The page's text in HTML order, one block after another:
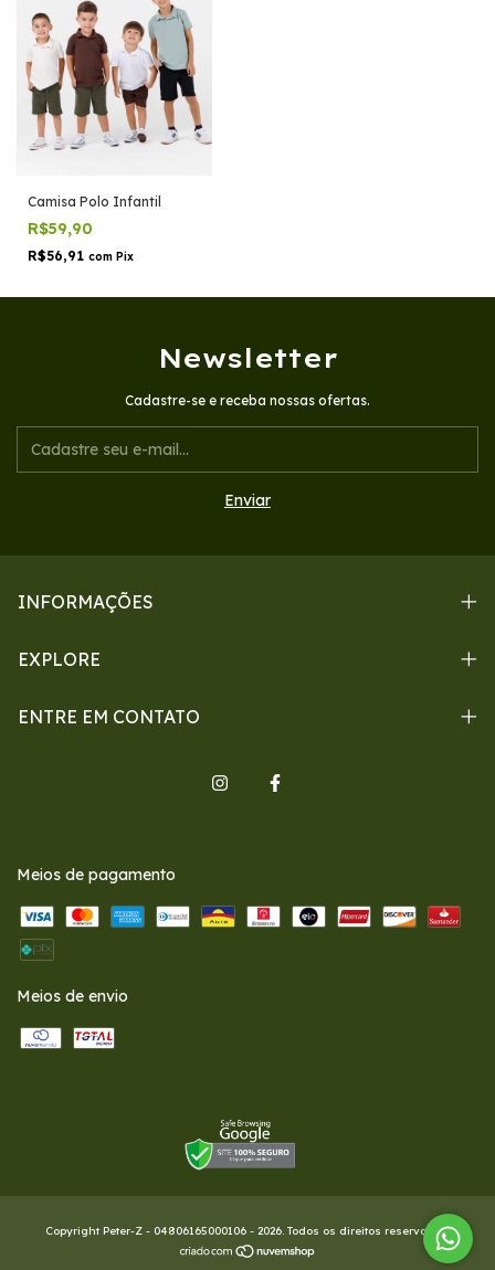
Camisa Polo Infantil
R$59,90
R$56,91 com Pix
Newsletter
Cadastre-se e receba nossas ofertas.
INFORMAÇÕES
EXPLORE
ENTRE EM CONTATO
Meios de pagamento
Meios de envio
Copyright Peter-Z - 04806165000106 - 2026. Todos os direitos reservados.